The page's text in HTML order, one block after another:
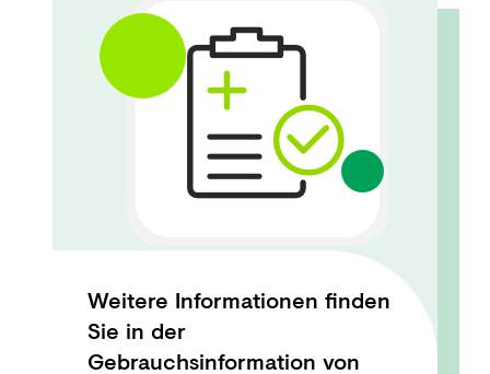
Weitere Informationen finden
Sie in der
Gebrauchsinformation von